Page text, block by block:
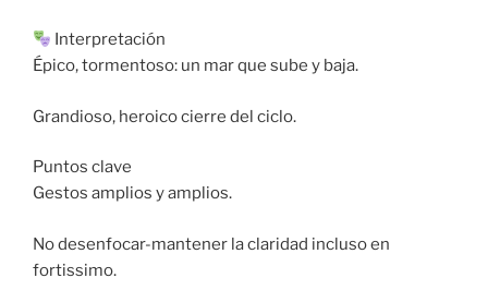
Interpretación
Épico, tormentoso: un mar que sube y baja.
Grandioso, heroico cierre del ciclo.
Puntos clave
Gestos amplios y amplios.
No desenfocar-mantener la claridad incluso en
fortissimo.